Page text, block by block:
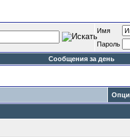
Имя
Пароль
Сообщения за день